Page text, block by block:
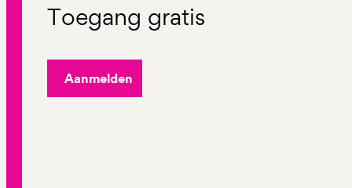
Toegang gratis
Aanmelden